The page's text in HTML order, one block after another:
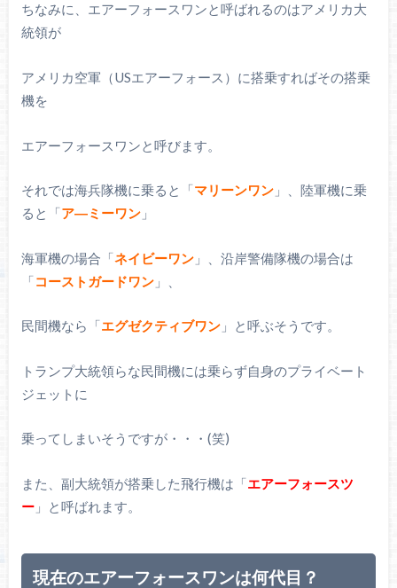
ちなみに、エアーフォースワンと呼ばれるのはアメリカ大
統領が
アメリカ空軍（USエアーフォース）に搭乗すればその搭乗
機を
エアーフォースワンと呼びます。
それでは海兵隊機に乗ると「マリーンワン」、陸軍機に乗
ると「ア―ミーワン」
海軍機の場合「ネイビーワン」、沿岸警備隊機の場合は
「コーストガードワン」、
民間機なら「エグゼクティブワン」と呼ぶそうです。
トランプ大統領らな民間機には乗らず自身のプライベート
ジェットに
乗ってしまいそうですが・・・(笑)
また、副大統領が搭乗した飛行機は「エアーフォースツ
ー」と呼ばれます。
現在のエアーフォースワンは何代目？